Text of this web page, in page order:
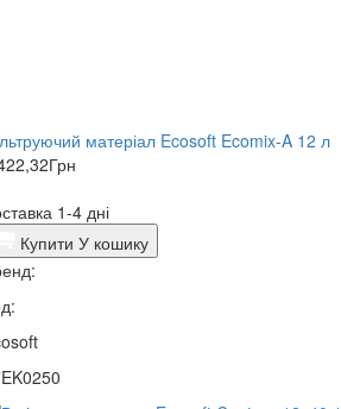
матеріал Ecosoft Ecomix-A 12 л
Грн
1-4 дні
Купити У кошику